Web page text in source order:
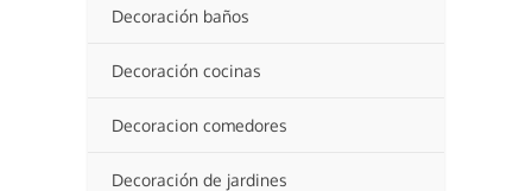
Decoración baños
Decoración cocinas
Decoracion comedores
Decoración de jardines